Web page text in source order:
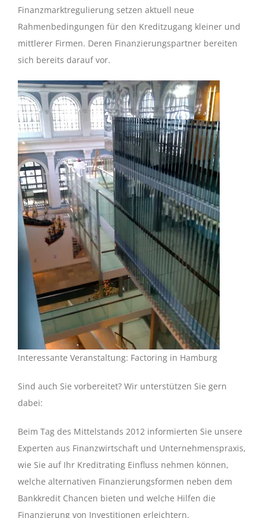
Finanzmarktregulierung setzen aktuell neue
Rahmenbedingungen für den Kreditzugang kleiner und
mittlerer Firmen. Deren Finanzierungspartner bereiten
sich bereits darauf vor.
Interessante Veranstaltung: Factoring in Hamburg
Sind auch Sie vorbereitet? Wir unterstützen Sie gern
dabei:
Beim Tag des Mittelstands 2012 informierten Sie unsere
Experten aus Finanzwirtschaft und Unternehmenspraxis,
wie Sie auf Ihr Kreditrating Einfluss nehmen können,
welche alternativen Finanzierungsformen neben dem
Bankkredit Chancen bieten und welche Hilfen die
Finanzierung von Investitionen erleichtern.